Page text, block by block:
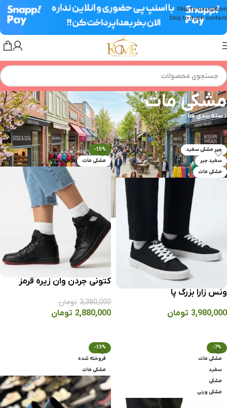
Skip to navigation
Skip to main content
مشکی مات
دسته بندی ها
خانه»مشکی مات
جیر مشکی سفید
سفید جیر
مشکی مات
ونس زارا بزرگ پا
3,980,000 تومان
-15%
مشکی مات
کتونی جردن وان زيره قرمز
3,380,000 تومان
2,880,000 تومان
-7%
مشکی مات
سفید
مشکی
مشکی ورنی
-13%
فروخته شده
مشکی مات